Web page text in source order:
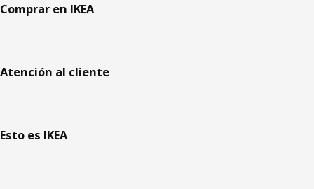
Comprar en IKEA
Atención al cliente
Esto es IKEA